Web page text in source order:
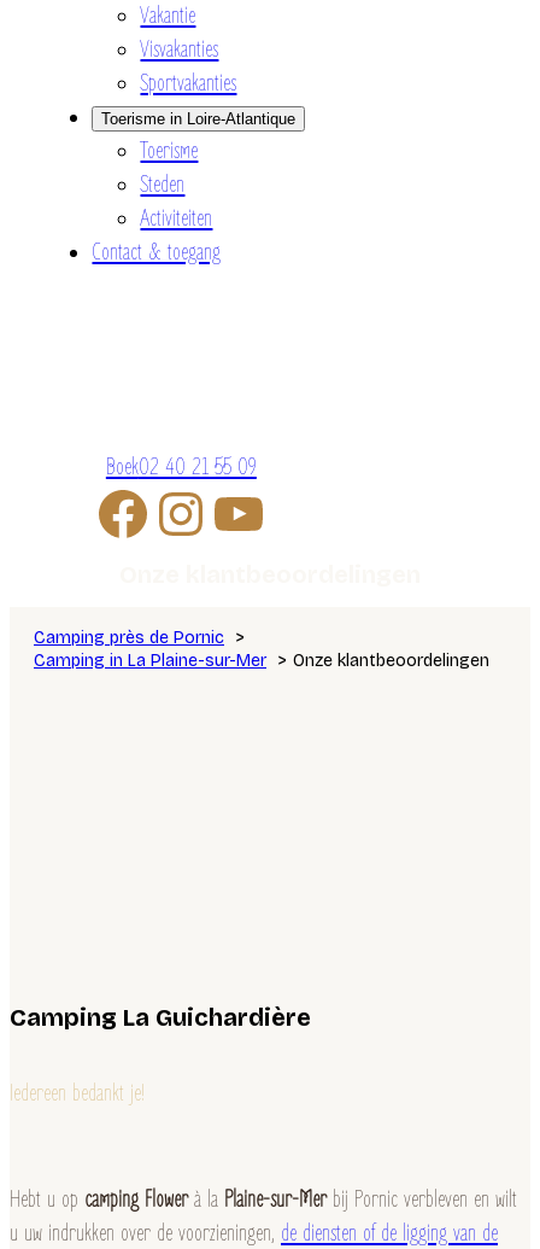
Vakantie
Visvakanties
Sportvakanties
Toerisme in Loire-Atlantique
Toerisme
Steden
Activiteiten
Contact & toegang
Boek02 40 21 55 09
Camping près de Pornic
Camping in La Plaine-sur-Mer
Onze klantbeoordelingen
Camping La Guichardière
Iedereen bedankt je!
Hebt u op camping Flowerà la Plaine-sur-Merbij Pornic verbleven en wilt
u uw indrukken over de voorzieningen, de diensten of de ligging van de